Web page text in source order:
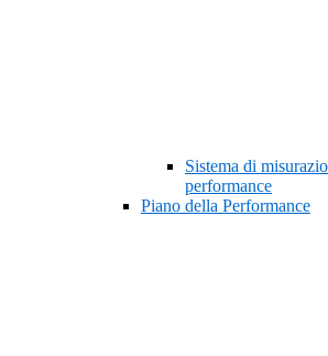
Sistema di
performance
Piano della Performance